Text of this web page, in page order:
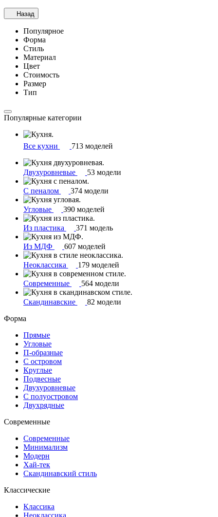
Назад
Популярное
Форма
Стиль
Материал
Цвет
Стоимость
Размер
Тип
Популярные категории
Все кухни 713 моделей
Двухуровневые 53 модели
С пеналом 374 модели
Угловые 390 моделей
Из пластика 371 модель
Из МДФ 607 моделей
Неоклассика 179 моделей
Современные 564 модели
Скандинавские
82 модели
Форма
Прямые
Угловые
П-образные
С островом
Круглые
Подвесные
Двухуровневые
С полуостровом
Двухрядные
Современные
Современные
Минимализм
Модерн
Хай-тек
Скандинавский стиль
Классические
Классика
Неоклассика